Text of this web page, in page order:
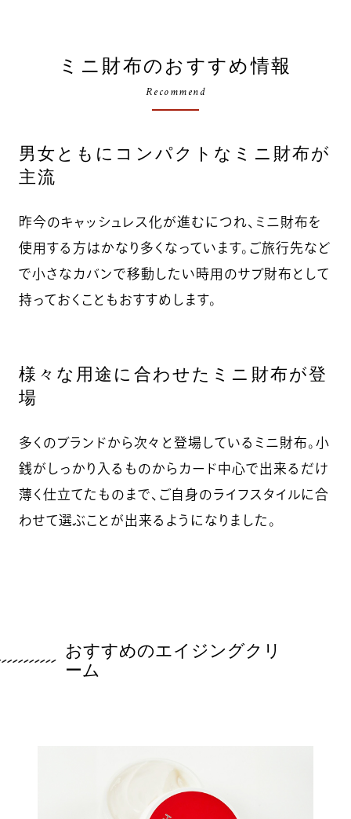
ミニ財布のおすすめ情報
Recommend
男女ともにコンパクトなミニ財布が
主流
昨今のキャッシュレス化が進むにつれ、ミニ財布を
使用する方はかなり多くなっています。ご旅行先など
で小さなカバンで移動したい時用のサブ財布として
持っておくこともおすすめします。
様々な用途に合わせたミニ財布が登
場
多くのブランドから次々と登場しているミニ財布。小
銭がしっかり入るものからカード中心で出来るだけ
薄く仕立てたものまで、ご自身のライフスタイルに合
わせて選ぶことが出来るようになりました。
おすすめのエイジングクリ
ーム